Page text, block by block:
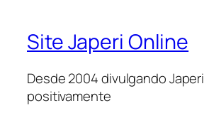
Site Japeri Online
Desde 2004 divulgando Japeri
positivamente